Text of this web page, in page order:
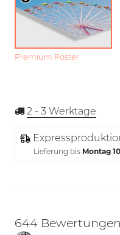
Premium Poster
2 - 3 Werktage
Lieferung bis Montag
644 Bewertungen